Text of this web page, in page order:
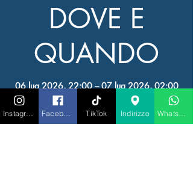
DOVE E
QUANDO
06 lug 2026, 22:00 – 07 lug 2026, 02:00
RIGATONI IBIZA, Av. de Juan Carlos I, 23,
07800 Eivissa, Illes Balears, Spagna
Altre date
TikTok Indirizzo